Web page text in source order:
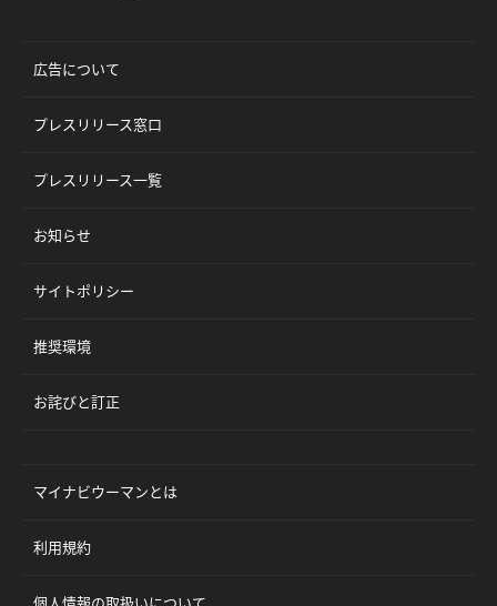
広告について
プレスリリース窓口
プレスリリース一覧
お知らせ
サイトポリシー
推奨環境
お詫びと訂正
マイナビウーマンとは
利用規約